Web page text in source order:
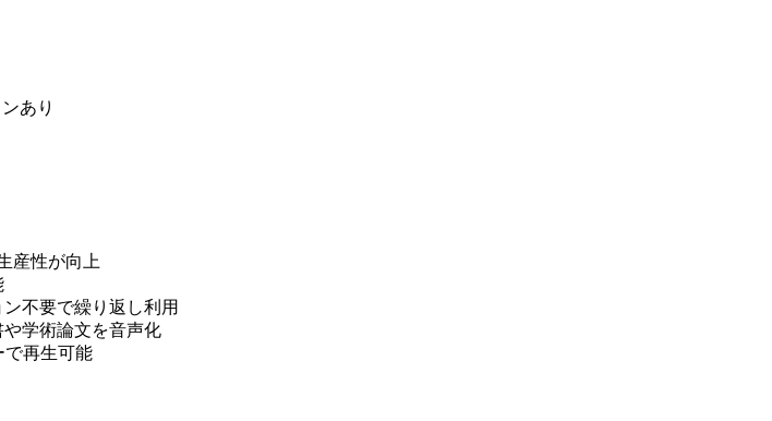
あり
産性が向上
不要で繰り返し利用
学術論文を音声化
で再生可能